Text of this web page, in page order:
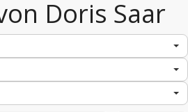
Doris Saar